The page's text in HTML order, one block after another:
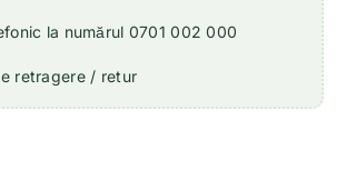
la numărul 0701 002 000
retragere / retur